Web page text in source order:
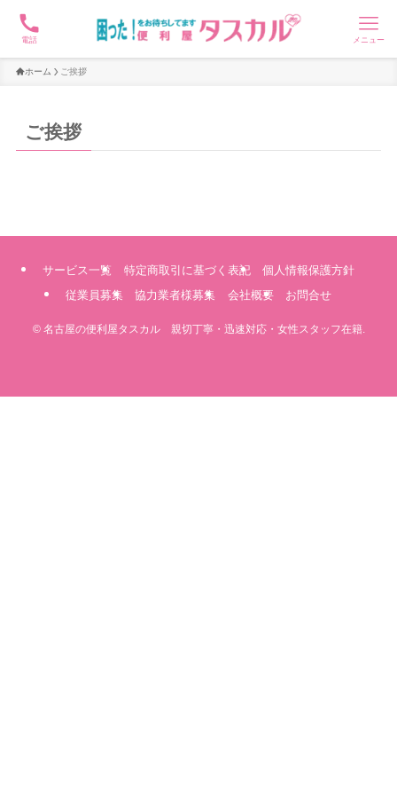
電話 メニュー
ホーム ご挨拶
ご挨拶
サービス一覧 特定商取引に基づく表記
個人情報保護方針
従業員募集
協力業者様募集 会社概要 お問合せ
©名古屋の便利屋タスカル 親切丁寧・迅速対応・女性スタッフ在籍.